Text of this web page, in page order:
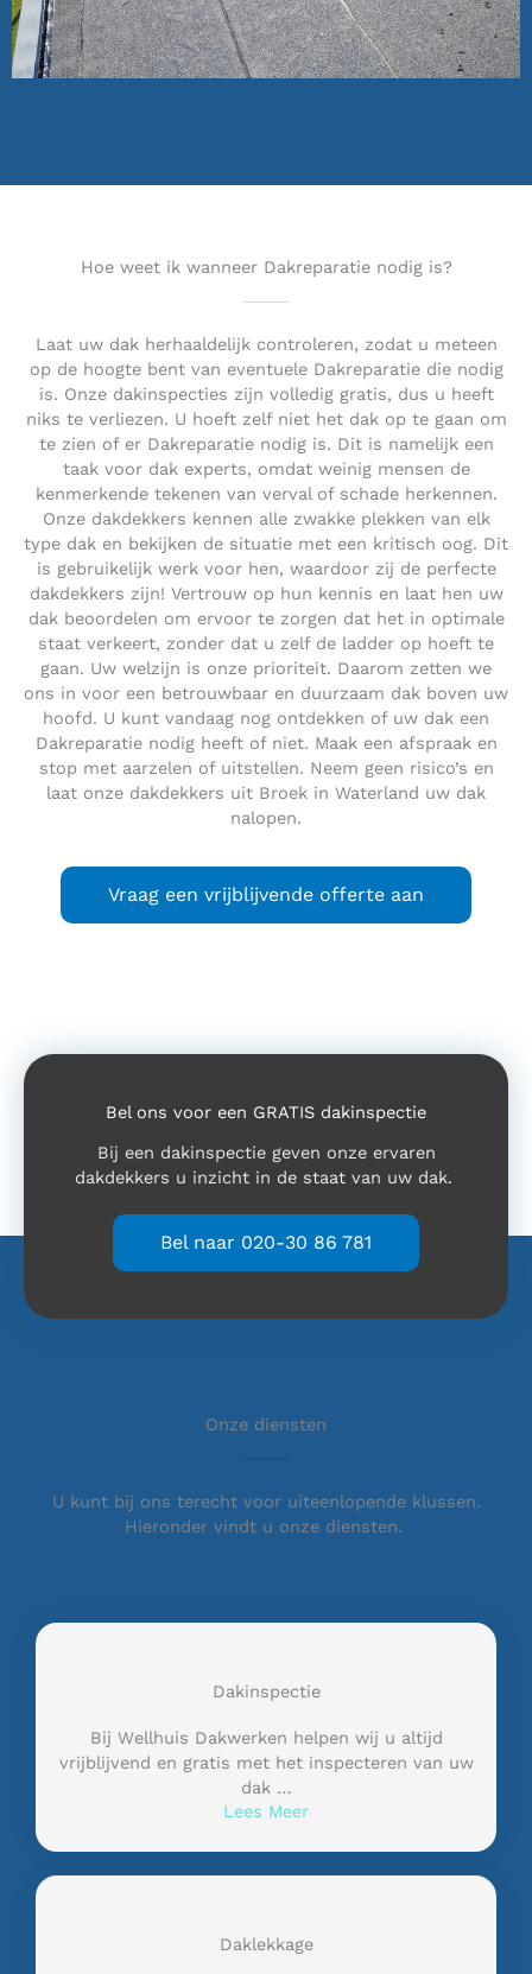
Hoe weet ik wanneer Dakreparatie nodig is?
Laat uw dak herhaaldelijk controleren, zodat u meteen
op de hoogte bent van eventuele Dakreparatie die nodig
is. Onze dakinspecties zijn volledig gratis, dus u heeft
niks te verliezen. U hoeft zelf niet het dak op te gaan om
te zien of er Dakreparatie nodig is. Dit is namelijk een
taak voor dak experts, omdat weinig mensen de
kenmerkende tekenen van verval of schade herkennen.
Onze dakdekkers kennen alle zwakke plekken van elk
type dak en bekijken de situatie met een kritisch oog. Dit
is gebruikelijk werk voor hen, waardoor zij de perfecte
dakdekkers zijn! Vertrouw op hun kennis en laat hen uw
dak beoordelen om ervoor te zorgen dat het in optimale
staat verkeert, zonder dat u zelf de ladder op hoeft te
gaan. Uw welzijn is onze prioriteit. Daarom zetten we
ons in voor een betrouwbaar en duurzaam dak boven uw
hoofd. U kunt vandaag nog ontdekken of uw dak een
Dakreparatie nodig heeft of niet. Maak een afspraak en
stop met aarzelen of uitstellen. Neem geen risico’s en
laat onze dakdekkers uit Broek in Waterland uw dak
nalopen.
Vraag een vrijblijvende offerte aan
Bel ons voor een GRATIS dakinspectie
Bij een dakinspectie geven onze ervaren
dakdekkers u inzicht in de staat van uw dak.
Bel naar 020-30 86 781
Onze diensten
U kunt bij ons terecht voor uiteenlopende klussen.
Hieronder vindt u onze diensten.
Dakinspectie
Bij Wellhuis Dakwerken helpen wij u altijd
vrijblijvend en gratis met het inspecteren van uw
dak …
Lees Meer
Daklekkage